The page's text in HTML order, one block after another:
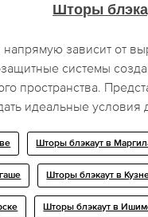
Шторы
зависит от
системы
пространства.
идеальные условия
Шторы блэкаут в
Шторы блэкаут в
Шторы блэкаут в